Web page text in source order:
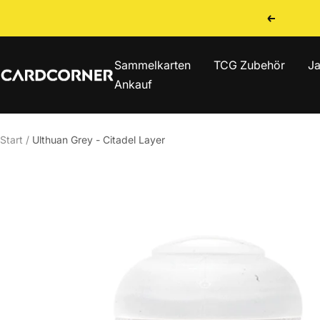
Zurück
Sammelkarten TCG Zubehör
Ankauf
CARDCORNER
Start Ulthuan Grey - Citadel Layer